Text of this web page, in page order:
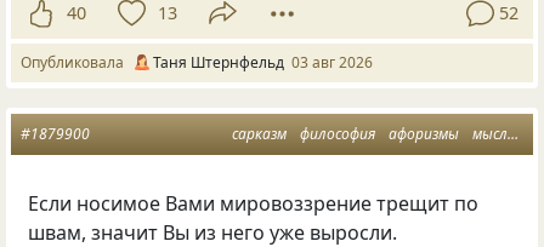
40 13 52
Опубликовала Таня Штернфельд 03 авг 2026
сарказм философия афоризмы мысли
#1879900
Если носимое Вами мировоззрение трещит по
швам, значит Вы из него уже выросли.